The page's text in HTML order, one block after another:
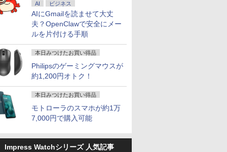
AI ビジネス
AIにGmailを読ませて大丈
夫？OpenClawで安全にメー
ルを片付ける手順
本日みつけたお買い得品
Philipsのゲーミングマウスが
約1,200円オトク！
本日みつけたお買い得品
モトローラのスマホが約1万
7,000円で購入可能
Impress Watchシリーズ 人気記事